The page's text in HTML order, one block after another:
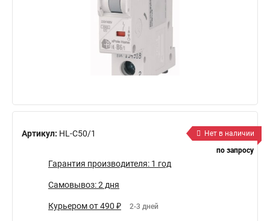
Артикул: HL-C50/1
Нет в наличии
по запросу
Гарантия производителя: 1 год
Самовывоз: 2 дня
Курьером от 490 ₽ 2-3 дней